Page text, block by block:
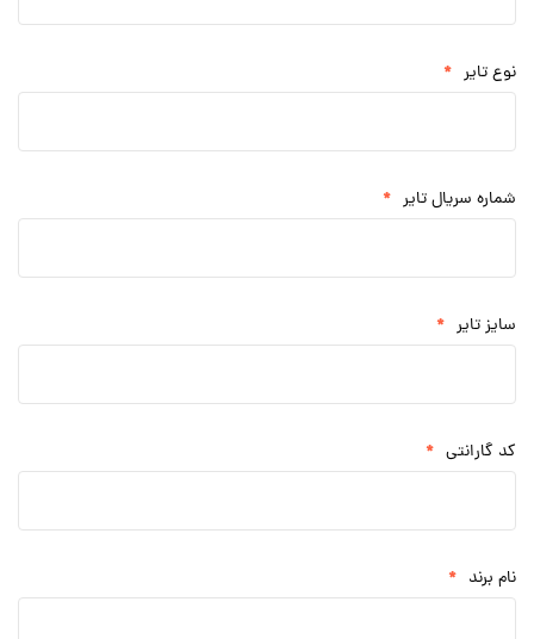
نوع تایر *
شماره سریال تایر *
سایز تایر *
کد گارانتی *
نام برند *